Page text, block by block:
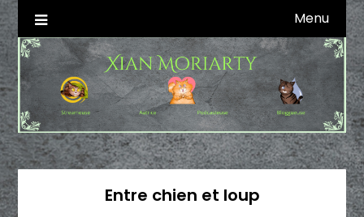
Skip
to
content
Xian Moriarty
Autrice SFFF & Blogueuse & Streameuse Menu
Entre chien et loup